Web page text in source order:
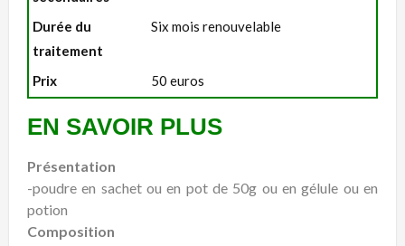
Durée du
traitement
Six mois renouvelable
Prix 50 euros
EN SAVOIR PLUS
Présentation
-poudre en sachet ou en pot de 50g ou en gélule ou en
potion
Composition